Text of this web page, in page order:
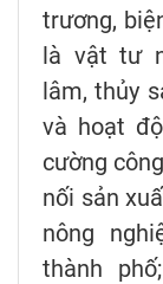
trương,
là vật tư
lâm, thủy
và hoạt
cường
nối sản
nông
thành